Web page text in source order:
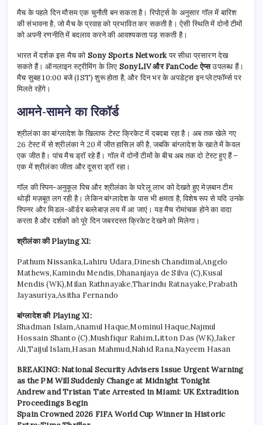
मैच के पहले दिन मौसम एक चुनौती बन सकता है। रिपोर्ट्स के अनुसार गॉल में बारिश
की संभावना है, जो मैच के प्रवाह को प्रभावित कर सकती है। ऐसी स्थिति में दोनों टीमों
को अपनी रणनीति में बदलाव करने की आवश्यकता पड़ सकती है।
भारत में दर्शक इस मैच को Sony Sports Networkपर सीधा प्रसारण देख
सकते हैं। ऑनलाइन स्ट्रीमिंग के लिए SonyLIV और FanCode ऐप्सउपलब्ध हैं।
मैच सुबह 10:00 बजे (IST) शुरू होता है, और दिन भर के अपडेट्स इन प्लेटफॉर्म्स पर
मिलते रहेंगे।
आमने-सामने का रिकॉर्ड
श्रीलंका का बांग्लादेश के खिलाफ टेस्ट क्रिकेट में दबदबा रहा है। अब तक खेले गए
26 टेस्ट में से श्रीलंका ने 20 में जीत हासिल की है, जबकि बांग्लादेश के खाते में केवल
एक जीत है। पांच मैच ड्रॉ रहे हैं। गॉल में दोनों टीमों के बीच अब तक दो टेस्ट हुए हैं –
एक में श्रीलंका जीता और दूसरा ड्रॉ रहा।
गॉल की स्पिन-अनुकूल पिच और श्रीलंका के घरेलू लाभ को देखते हुए मेज़बान टीम
थोड़ी मज़बूत लग रही है। लेकिन बांग्लादेश के पास भी क्षमता है, विशेष रूप से यदि उनके
स्पिनर और मिडल-ऑर्डर बल्लेबाज़ लय में आ जाएं। यह मैच रोमांचक होने का वादा
करता है और दर्शकों को पूरे दिन जबरदस्त क्रिकेट देखने को मिलेगा।
श्रीलंका की Playing XI:
Pathum Nissanka,Lahiru Udara,Dinesh Chandimal,Angelo
Mathews,Kamindu Mendis,Dhananjaya de Silva (C),Kusal
Mendis (WK),Milan Rathnayake,Tharindu Ratnayake,Prabath
Jayasuriya,Asitha Fernando
बांग्लादेश की Playing XI:
Shadman Islam,Anamul Haque,Mominul Haque,Najmul
Hossain Shanto (C),Mushfiqur Rahim,Litton Das (WK),Jaker
Ali,Taijul Islam,Hasan Mahmud,Nahid Rana,Nayeem Hasan
BREAKING: National Security Advisers Issue Urgent Warning
as the PM Will Suddenly Change at Midnight Tonight
Andrew and Tristan Tate Arrested in Miami: UK Extradition
Proceedings Begin
Spain Crowned 2026 FIFA World Cup Winner in Historic